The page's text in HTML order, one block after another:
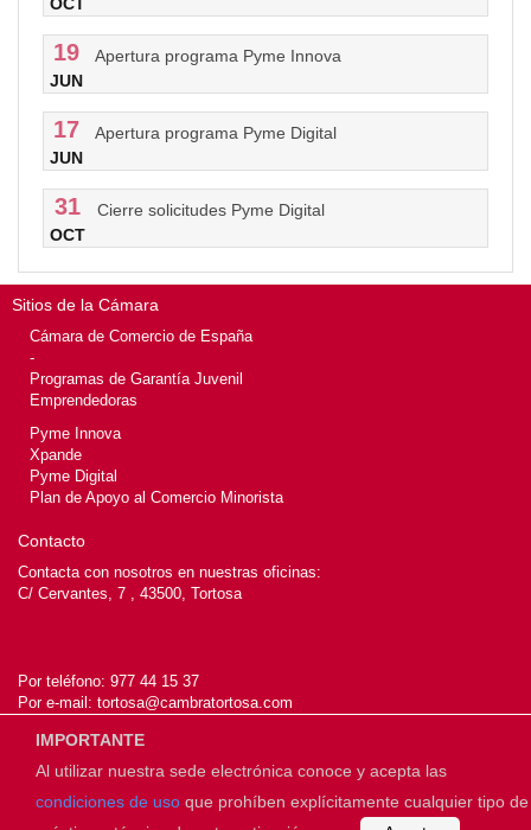
19
JUN
Apertura programa Pyme Innova
17
JUN
Apertura programa Pyme Digital
31
OCT
Cierre solicitudes Pyme Digital
Sitios de la Cámara
Cámara de Comercio de España
-
Programas de Garantía Juvenil
Emprendedoras
Pyme Innova
Xpande
Pyme Digital
Plan de Apoyo al Comercio Minorista
Contacto
Contacta con nosotros en nuestras oficinas:
C/ Cervantes, 7 , 43500, Tortosa
Por teléfono: 977 44 15 37
Por e-mail: tortosa@cambratortosa.com
© 2026Cámara de Tortosa
IMPORTANTE
Al utilizar nuestra sede electrónica conoce y acepta las
condiciones de uso que prohíben explícitamente cualquier tipo de